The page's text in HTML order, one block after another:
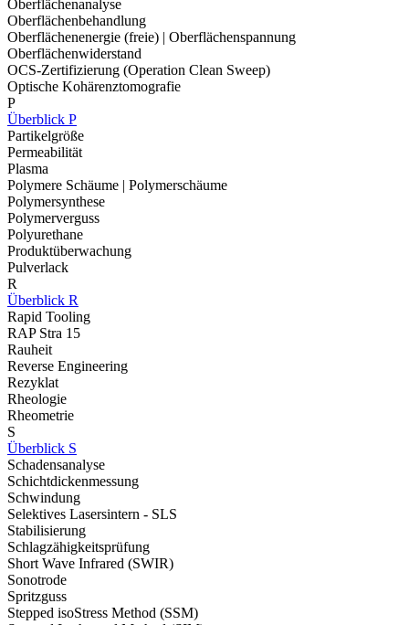
Oberflächenanalyse
Oberflächenbehandlung
Oberflächenenergie (freie) | Oberflächenspannung
Oberflächenwiderstand
OCS-Zertifizierung (Operation Clean Sweep)
Optische Kohärenztomografie
P
Überblick P
Partikelgröße
Permeabilität
Plasma
Polymere Schäume | Polymerschäume
Polymersynthese
Polymerverguss
Polyurethane
Produktüberwachung
Pulverlack
R
Überblick R
Rapid Tooling
RAP Stra 15
Rauheit
Reverse Engineering
Rezyklat
Rheologie
Rheometrie
S
Überblick S
Schadensanalyse
Schichtdickenmessung
Schwindung
Selektives Lasersintern - SLS
Stabilisierung
Schlagzähigkeitsprüfung
Short Wave Infrared (SWIR)
Sonotrode
Spritzguss
Stepped isoStress Method (SSM)